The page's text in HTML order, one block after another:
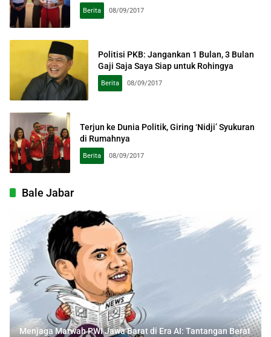
Berita 08/09/2017
Politisi PKB: Jangankan 1 Bulan, 3 Bulan
Gaji Saja Saya Siap untuk Rohingya
Berita 08/09/2017
Terjun ke Dunia Politik, Giring ‘Nidji’ Syukuran
di Rumahnya
Berita 08/09/2017
Bale Jabar
Menjaga Marwah PWI Jawa Barat di Era AI: Tantangan Berat